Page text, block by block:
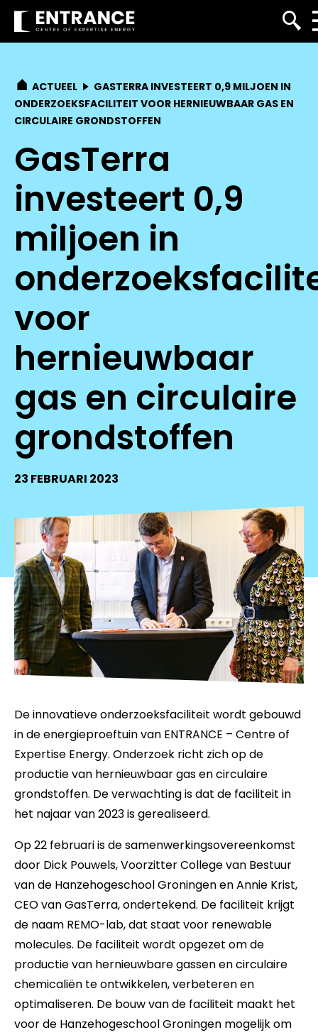
ACTUEEL
GASTERRA INVESTEERT 0,9 MILJOEN IN
ONDERZOEKSFACILITEIT VOOR HERNIEUWBAAR GAS EN
CIRCULAIRE GRONDSTOFFEN
GasTerra
investeert 0,9
miljoen in
voor
hernieuwbaar
gas en circulaire
grondstoffen
23 FEBRUARI 2023
De innovatieve onderzoeksfaciliteit wordt gebouwd
in de energieproeftuin van ENTRANCE – Centre of
Expertise Energy. Onderzoek richt zich op de
productie van hernieuwbaar gas en circulaire
grondstoffen. De verwachting is dat de faciliteit in
het najaar van 2023 is gerealiseerd.
Op 22 februari is de samenwerkingsovereenkomst
door Dick Pouwels, Voorzitter College van Bestuur
van de Hanzehogeschool Groningen en Annie Krist,
CEO van GasTerra, ondertekend. De faciliteit krijgt
de naam REMO-lab, dat staat voor renewable
molecules. De faciliteit wordt opgezet om de
productie van hernieuwbare gassen en circulaire
chemicaliën te ontwikkelen, verbeteren en
optimaliseren. De bouw van de faciliteit maakt het
voor de Hanzehogeschool Groningen mogelijk om